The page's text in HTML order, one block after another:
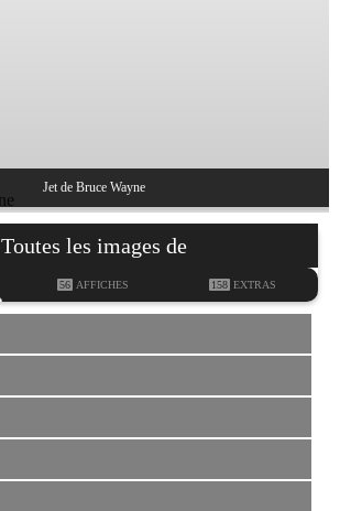
Jet de Bruce Wayne
Toutes les images de
56 AFFICHES 158 EXTRAS